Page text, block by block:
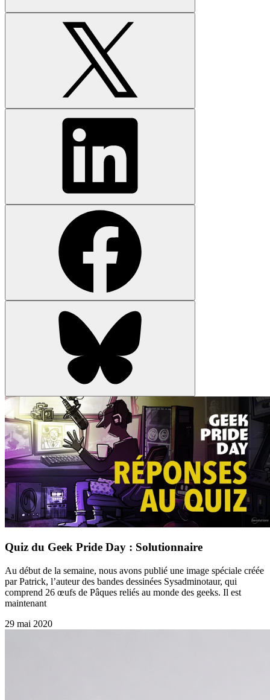
Quiz du Geek Pride Day : Solutionnaire
Au début de la semaine, nous avons publié une image spéciale créée
par Patrick, l’auteur des bandes dessinées Sysadminotaur, qui
comprend 26 œufs de Pâques reliés au monde des geeks. Il est
maintenant
29 mai 2020